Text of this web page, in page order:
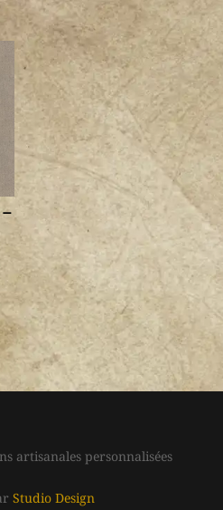
artisanales personnalisées
Studio Design